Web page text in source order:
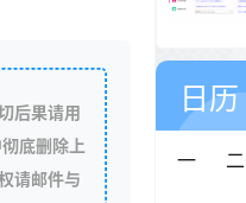
后果请用
底删除上
请邮件与
日历
一 二